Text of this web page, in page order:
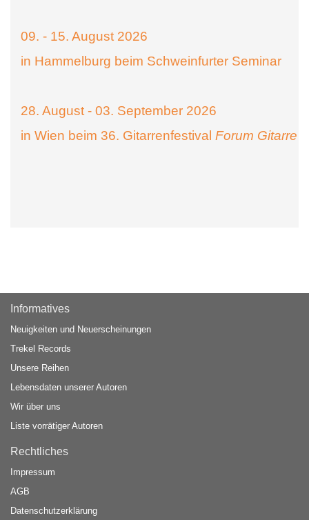
09. - 15. August 2026
in Hammelburg beim Schweinfurter Seminar
28. August - 03. September 2026
in Wien beim 36. Gitarrenfestival Forum Gitarre
Informatives
Neuigkeiten und Neuerscheinungen
Trekel Records
Unsere Reihen
Lebensdaten unserer Autoren
Wir über uns
Liste vorrätiger Autoren
Rechtliches
Impressum
AGB
Datenschutzerklärung